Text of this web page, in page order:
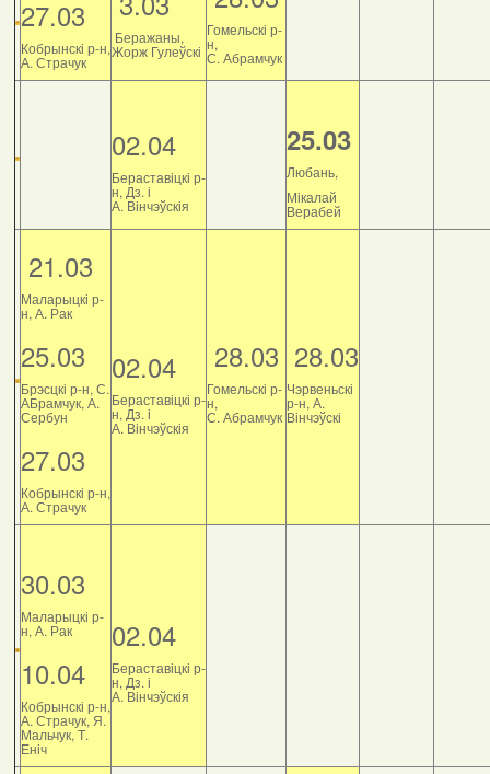
27.03
Кобрынскі р-н,
А. Страчук
Беражаны,
Жорж Гулеўскі
Гомельскі р-
н,
С. Абрамчук
02.04
Бераставіцкі р-
н, Дз. і
А. Вінчэўскія
25.03
Любань,
Мікалай
Верабей
21.03
Маларыцкі р-
н, А. Рак
25.03
Брэсцкі р-н, С.
АБрамчук, А.
Сербун
27.03
Кобрынскі р-н,
А. Страчук
02.04
Бераставіцкі р-
н, Дз. і
А. Вінчэўскія
28.03
Гомельскі р-
н,
С. Абрамчук
28.03
Чэрвеньскі
р-н, А.
Вінчэўскі
30.03
Маларыцкі р-
н, А. Рак
10.04
Кобрынскі р-н,
А. Страчук, Я.
Мальчук, Т.
Еніч
02.04
Бераставіцкі р-
н, Дз. і
А. Вінчэўскія